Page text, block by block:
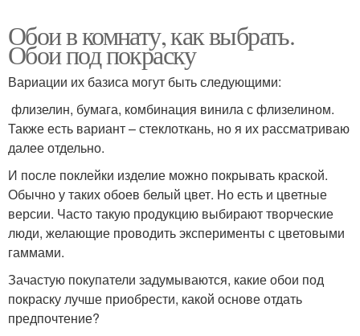
Обои в комнату, как выбрать.
Обои под покраску
Вариации их базиса могут быть следующими:
флизелин, бумага, комбинация винила с флизелином.
Также есть вариант – стеклоткань, но я их рассматриваю
далее отдельно.
И после поклейки изделие можно покрывать краской.
Обычно у таких обоев белый цвет. Но есть и цветные
версии. Часто такую продукцию выбирают творческие
люди, желающие проводить эксперименты с цветовыми
гаммами.
Зачастую покупатели задумываются, какие обои под
покраску лучше приобрести, какой основе отдать
предпочтение?